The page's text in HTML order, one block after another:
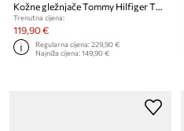
Kožne gležnjače Tommy Hilfiger TH T-STRAP LEATHER POINTY BOOTIE
Trenutna cijena:
119,90 €
Regularna cijena:229,90 €
Najniža cijena:149,90 €